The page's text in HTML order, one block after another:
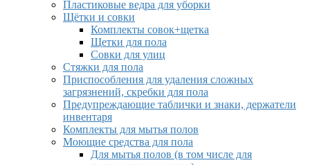
Пластиковые ведра для уборки
Щётки и совки
Комплекты совок+щетка
Щетки для пола
Совки для улиц
Стяжки для пола
Приспособления для удаления сложных
загрязнений, скребки для пола
Предупреждающие таблички и знаки, держатели
инвентаря
Комплекты для мытья полов
Моющие средства для пола
Для мытья полов (в том числе для